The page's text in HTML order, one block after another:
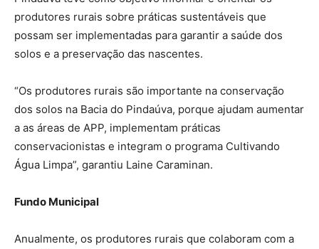
produtores rurais sobre práticas sustentáveis que
possam ser implementadas para garantir a saúde dos
solos e a preservação das nascentes.
“Os produtores rurais são importante na conservação
dos solos na Bacia do Pindaúva, porque ajudam aumentar
a as áreas de APP, implementam práticas
conservacionistas e integram o programa Cultivando
Água Limpa”, garantiu Laine Caraminan.
Fundo Municipal
Anualmente, os produtores rurais que colaboram com a